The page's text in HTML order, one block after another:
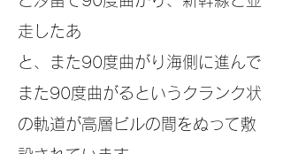
走したあ
と、また90度曲がり海側に進んで
また90度曲がるというクランク状
の軌道が高層ビルの間をぬって敷